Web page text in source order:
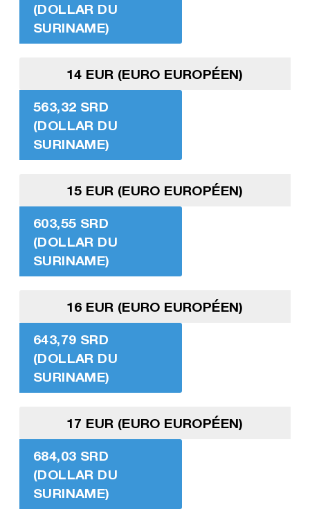
(DOLLAR DU
SURINAME)
14 EUR (EURO EUROPÉEN)
563,32 SRD
(DOLLAR DU
SURINAME)
15 EUR (EURO EUROPÉEN)
603,55 SRD
(DOLLAR DU
SURINAME)
16 EUR (EURO EUROPÉEN)
643,79 SRD
(DOLLAR DU
SURINAME)
17 EUR (EURO EUROPÉEN)
684,03 SRD
(DOLLAR DU
SURINAME)